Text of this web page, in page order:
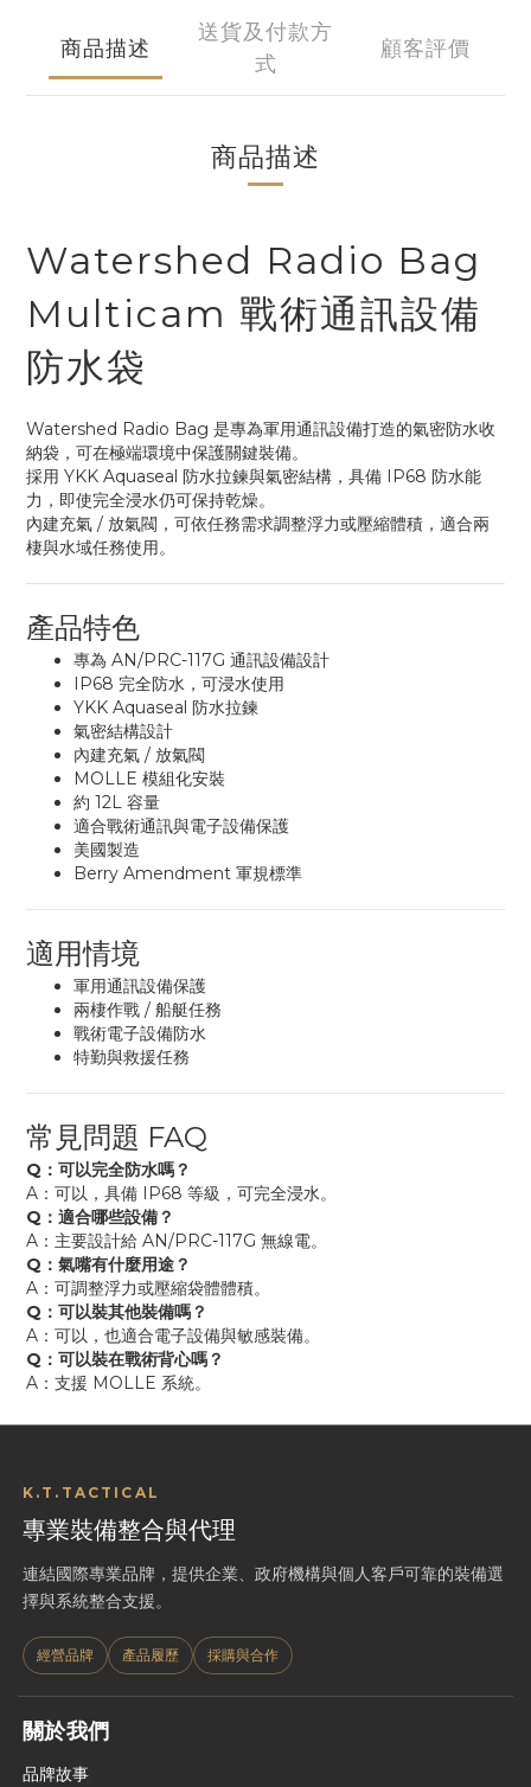
商品描述
送貨及付款方
式
顧客評價
商品描述
Watershed Radio Bag
Multicam 戰術通訊設備
防水袋
Watershed Radio Bag 是專為軍用通訊設備打造的氣密防水收
納袋，可在極端環境中保護關鍵裝備。
採用 YKK Aquaseal 防水拉鍊與氣密結構，具備 IP68 防水能
力，即使完全浸水仍可保持乾燥。
內建充氣 / 放氣閥，可依任務需求調整浮力或壓縮體積，適合兩
棲與水域任務使用。
產品特色
專為 AN/PRC-117G 通訊設備設計
IP68 完全防水，可浸水使用
YKK Aquaseal 防水拉鍊
氣密結構設計
內建充氣 / 放氣閥
MOLLE 模組化安裝
約 12L 容量
適合戰術通訊與電子設備保護
美國製造
Berry Amendment 軍規標準
適用情境
軍用通訊設備保護
兩棲作戰 / 船艇任務
戰術電子設備防水
特勤與救援任務
常見問題 FAQ
Q：可以完全防水嗎？
A：可以，具備 IP68 等級，可完全浸水。
Q：適合哪些設備？
A：主要設計給 AN/PRC-117G 無線電。
Q：氣嘴有什麼用途？
A：可調整浮力或壓縮袋體體積。
Q：可以裝其他裝備嗎？
A：可以，也適合電子設備與敏感裝備。
Q：可以裝在戰術背心嗎？
A：支援 MOLLE 系統。
K.T.TACTICAL
專業裝備整合與代理
連結國際專業品牌，提供企業、政府機構與個人客戶可靠的裝備選
擇與系統整合支援。
經營品牌 產品履歷 採購與合作
關於我們
品牌故事